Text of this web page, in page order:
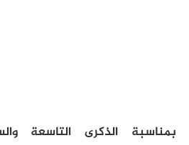
بمناسبة الذكرى التاسعة